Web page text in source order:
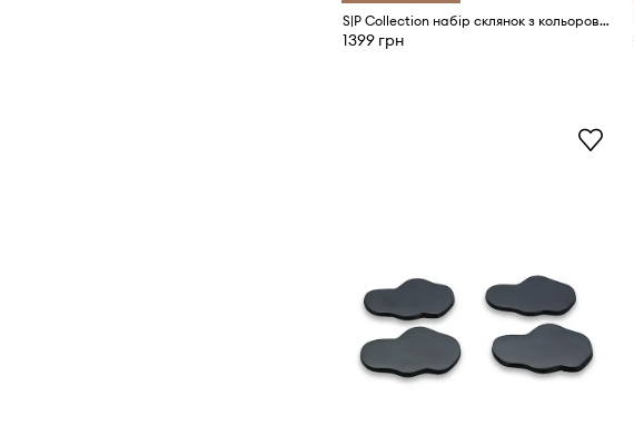
S|P Collection набір склянок з кольорового скла 300 ml
1399 грн